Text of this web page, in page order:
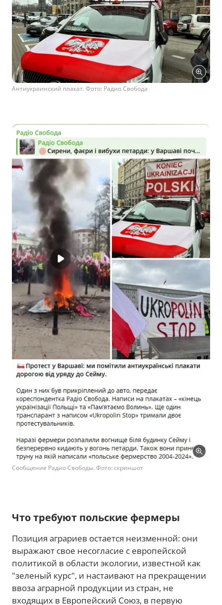
Антиукраинский плакат. Фото: Радио Свобода
Сообщение Радио Свободы. Фото: скриншот
Что требуют польские фермеры
Позиция аграриев остается неизменной: они
выражают свое несогласие с европейской
политикой в области экологии, известной как
"зеленый курс", и настаивают на прекращении
ввоза аграрной продукции из стран, не
входящих в Европейский Союз, в первую